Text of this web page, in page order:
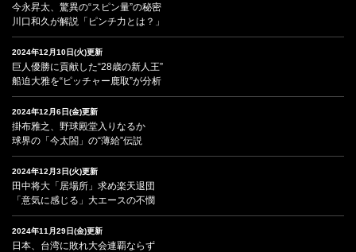
今永昇太、驚異の“スピン量”の秘密
川口和久が解説「ピンチ力とは？」
2024年12月10日(火)更新
巨人優勝に貢献した“28歳の新人王”
船迫大雅を“ピッチャー鹿取”が分析
2024年12月6日(金)更新
掛布雅之、野球殿堂入りなるか
球界の「今太閤」の“薄給”伝説
2024年12月3日(火)更新
田中将大「居場所」求め楽天退団
「意気に感じる」大エースの不憫
2024年11月29日(金)更新
日本、台湾に敗れ大会連覇ならず